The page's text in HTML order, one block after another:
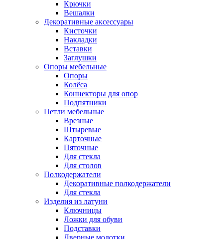
Крючки
Вешалки
Декоративные аксессуары
Кисточки
Накладки
Вставки
Заглушки
Опоры мебельные
Опоры
Колёса
Коннекторы для опор
Подпятники
Петли мебельные
Врезные
Штыревые
Карточные
Пяточные
Для стекла
Для столов
Полкодержатели
Декоративные полкодержатели
Для стекла
Изделия из латуни
Ключницы
Ложки для обуви
Подставки
Дверные молотки